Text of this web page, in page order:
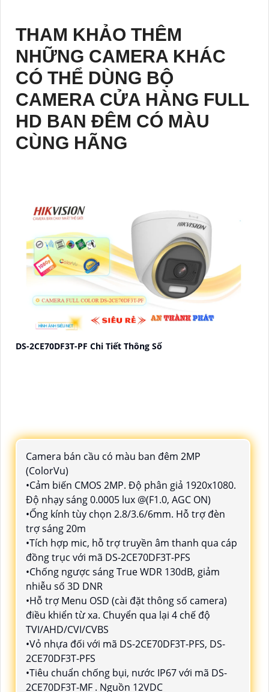
THAM KHẢO THÊM
NHỮNG CAMERA KHÁC
CÓ THỂ DÙNG BỘ
CAMERA CỬA HÀNG FULL
HD BAN ĐÊM CÓ MÀU
CÙNG HÃNG
DS-2CE70DF3T-PF Chi Tiết Thông Số
Camera bán cầu có màu ban đêm 2MP
(ColorVu)
•Cảm biến CMOS 2MP. Độ phân giả 1920x1080.
Độ nhạy sáng 0.0005 lux @(F1.0, AGC ON)
•Ống kính tùy chọn 2.8/3.6/6mm. Hỗ trợ đèn
trợ sáng 20m
•Tích hợp mic, hỗ trợ truyền âm thanh qua cáp
đồng trục với mã DS-2CE70DF3T-PFS
•Chống ngược sáng True WDR 130dB, giảm
nhiễu số 3D DNR
•Hỗ trợ Menu OSD (cài đặt thông số camera)
điều khiển từ xa. Chuyển qua lại 4 chế độ
TVI/AHD/CVI/CVBS
•Vỏ nhựa đối với mã DS-2CE70DF3T-PFS, DS-
2CE70DF3T-PFS
•Tiêu chuẩn chống bụi, nước IP67 với mã DS-
2CE70DF3T-MF . Nguồn 12VDC